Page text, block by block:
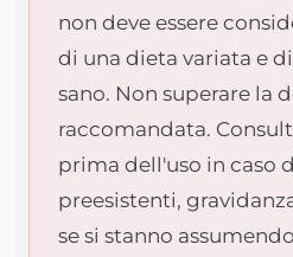
non deve essere
di una dieta variata e
sano. Non superare la
raccomandata.
prima dell'uso in caso
preesistenti,
se si stanno